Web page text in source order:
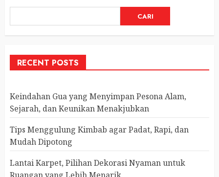
CARI
RECENT POSTS
Keindahan Gua yang Menyimpan Pesona Alam,
Sejarah, dan Keunikan Menakjubkan
Tips Menggulung Kimbab agar Padat, Rapi, dan
Mudah Dipotong
Lantai Karpet, Pilihan Dekorasi Nyaman untuk